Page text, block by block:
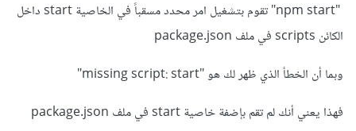
"npm start" تقوم بتشغيل امر محدد مسقباً في الخاصية start داخل
الكائن scripts في ملف package.json
وبما أن الخطأ الذي ظهر لك هو "missing script: start"
فهذا يعني أنك لم تقم بإضفة خاصية start في ملف package.json